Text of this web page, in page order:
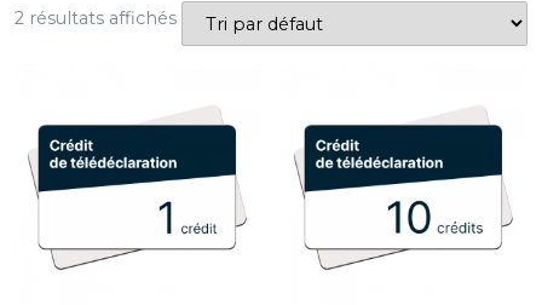
2 résultats affichés